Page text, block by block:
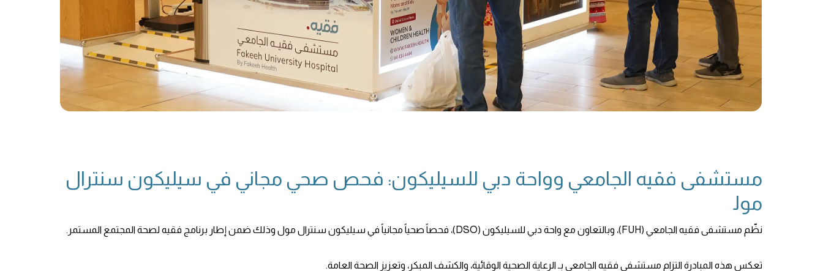
مستشفى فقيه الجامعي وواحة دبي للسيليكون: فحص صحي مجاني في سيليكون سنترال
مول
نظّم مستشفى فقيه الجامعي (FUH)، وبالتعاون مع واحة دبي للسيليكون (DSO)، فحصاً صحياً مجانياً في سيليكون سنترال مول وذلك ضمن إطار برنامج فقيه لصحة المجتمع المستمر.
تعكس هذه المبادرة التزام مستشفى فقيه الجامعي بـ الرعاية الصحية الوقائية، والكشف المبكر، وتعزيز الصحة العامة.